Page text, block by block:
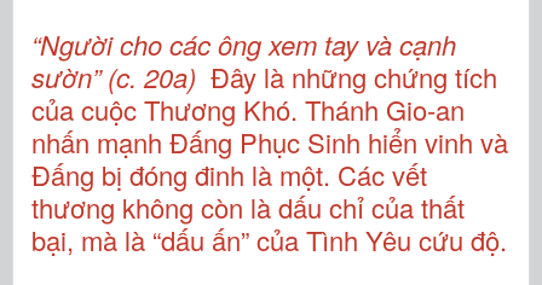
“Người cho các ông xem tay và cạnh
sườn” (c. 20a) Đây là những chứng tích
của cuộc Thương Khó. Thánh Gio-an
nhấn mạnh Đấng Phục Sinh hiển vinh và
Đấng bị đóng đinh là một. Các vết
thương không còn là dấu chỉ của thất
bại, mà là “dấu ấn” của Tình Yêu cứu độ.